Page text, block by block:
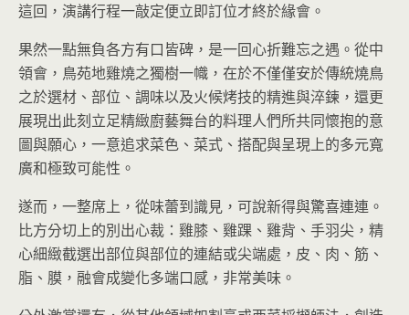
這回，演講行程一敲定便立即訂位才終於緣會。
果然一點無負各方有口皆碑，是一回心折難忘之遇。從中
領會，鳥苑地雞燒之獨樹一幟，在於不僅僅安於傳統燒鳥
之於選材、部位、調味以及火候烤技的精進與淬鍊，還更
展現出此刻立足精緻廚藝舞台的料理人們所共同懷抱的意
圖與願心，一意追求菜色、菜式、搭配與呈現上的多元寬
廣和極致可能性。
遂而，一整席上，從味蕾到識見，可說新得與驚喜連連。
比方分切上的別出心裁：雞膝、雞踝、雞背、手羽尖，精
心細緻截選出部位與部位的連結或尖端處，皮、肉、筋、
脂、膜，融會成變化多端口感，非常美味。